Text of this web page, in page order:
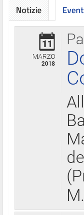
Notizie
11
MARZO
2018